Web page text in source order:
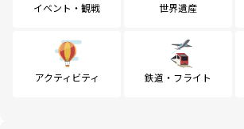
イベント・観戦 世界遺産
アクティビティ 鉄道・フライト